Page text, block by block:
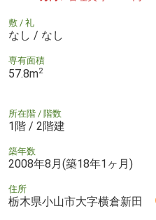
敷 / 礼
なし / なし
専有面積
57.8m2
所在階 / 階数
1階 / 2階建
築年数
2008年8月(築18年1ヶ月)
住所
栃木県小山市大字横倉新田